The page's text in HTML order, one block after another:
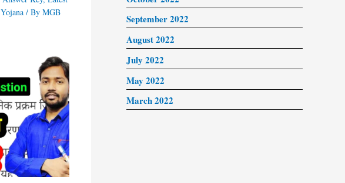
/ By MGB
September 2022
August 2022
July 2022
May 2022
March 2022